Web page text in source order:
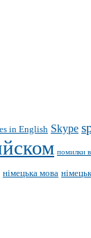
in English Skype
помилки в
німецька мова